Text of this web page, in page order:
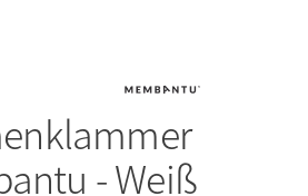
- Weiß